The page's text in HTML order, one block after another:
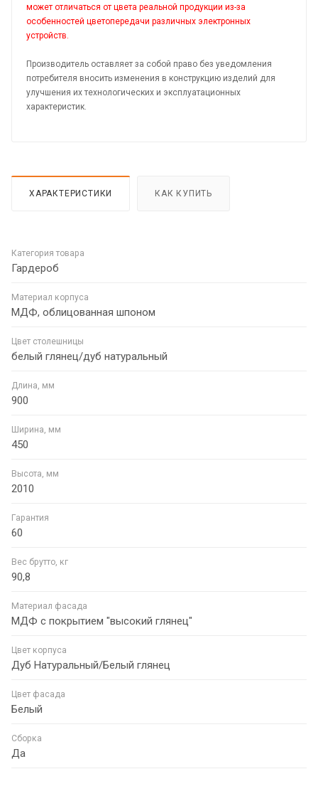
может отличаться от цвета реальной продукции из-за
особенностей цветопередачи различных электронных
устройств.
Производитель оставляет за собой право без уведомления
потребителя вносить изменения в конструкцию изделий для
улучшения их технологических и эксплуатационных
характеристик.
ХАРАКТЕРИСТИКИ КАК КУПИТЬ
Категория товара
Гардероб
Материал корпуса
МДФ, облицованная шпоном
Цвет столешницы
белый глянец/дуб натуральный
Длина, мм
900
Ширина, мм
450
Высота, мм
2010
Гарантия
60
Вес брутто, кг
90,8
Материал фасада
МДФ с покрытием "высокий глянец"
Цвет корпуса
Дуб Натуральный/Белый глянец
Цвет фасада
Белый
Сборка
Да